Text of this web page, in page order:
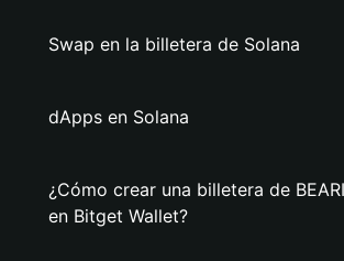
Swap en la billetera de Solana
dApps en Solana
¿Cómo crear una billetera de
en Bitget Wallet?